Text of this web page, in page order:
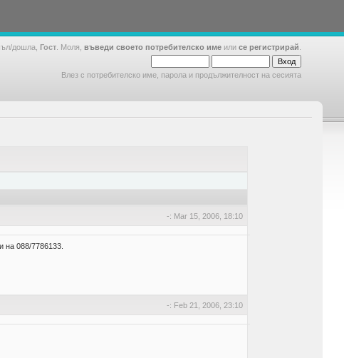
дошла, Гост . Моля, въведи своето потребителско име или се регистрирай
Влез с потребителско име, парола и продължителност на сесията
-: Mar 15, 2006, 18:10
на 088/7786133.
-: Feb 21, 2006, 23:10